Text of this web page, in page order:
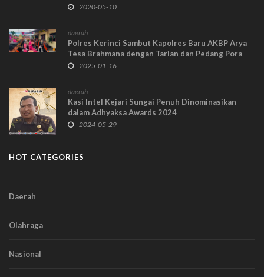
2020-05-10
daerah
Polres Kerinci Sambut Kapolres Baru AKBP Arya
Tesa Brahmana dengan Tarian dan Pedang Pora
2025-01-16
daerah
Kasi Intel Kejari Sungai Penuh Dinominasikan
dalam Adhyaksa Awards 2024
2024-05-29
HOT CATEGORIES
Daerah
Olahraga
Nasional